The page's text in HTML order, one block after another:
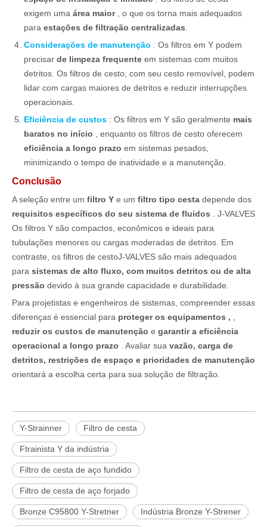
exigem uma área maior
, o que os torna mais adequados
para estações de filtração centralizadas
Considerações de manutenção : Os filtros em Y podem
precisar de limpeza frequente em sistemas com muitos
detritos. Os filtros de cesto, com seu cesto removível, podem
lidar com cargas maiores de detritos e reduzir interrupções
operacionais.
Eficiência de custos : Os filtros em Y são geralmente mais
baratos no início
, enquanto os filtros de cesto oferecem
eficiência a longo prazo em sistemas pesados,
minimizando o tempo de inatividade e a manutenção.
Conclusão
A seleção entre um filtro Y e um filtro tipo cesta depende dos
requisitos específicos do seu sistema de fluidos
. J-VALVES
Os filtros Y são compactos, econômicos e ideais para
tubulações menores ou cargas moderadas de detritos. Em
contraste, os filtros de cestoJ-VALVES são mais adequados
para sistemas de alto fluxo, com muitos detritos ou de alta
pressão devido à sua grande capacidade e durabilidade.
Para projetistas e engenheiros de sistemas, compreender essas
diferenças é essencial para proteger os equipamentos ,
reduzir os custos de manutenção e garantir a eficiência
operacional a longo prazo
. Avaliar sua vazão, carga de
detritos, restrições de espaço e prioridades de manutenção
orientará a escolha certa para sua solução de filtração.
Y-Strainner Filtro de cesta
Ftrainista Y da indústria
Filtro de cesta de aço fundido
Filtro de cesta de aço forjado
Bronze C95800 Y-Stretner Indústria Bronze Y-Strener